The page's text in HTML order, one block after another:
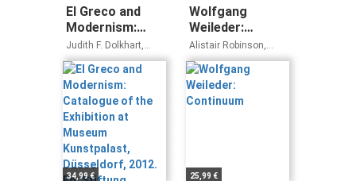
El Greco and
Modernism:
Catalogue of
the Exhibition at
Museum
Kunstpalast,
Düsseldorf,
2012. Ed:
Stiftung
Museum
Kunstpalast
Judith F. Dolkhart,
Carmen Garrido,
Elisabeth Hipp,
Fernando Marias,
Veronika Schroeder,
Beat Wismer
34,99 €
Wolfgang
Weileder:
Continuum
Alistair Robinson,
Ludwig Seyfarth,
Rachel Wells
25,99 €